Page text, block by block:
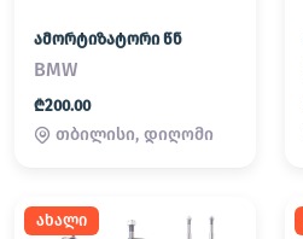
ამორტიზატორი წნ
BMW
₾200.00
თბილისი, დიღომი
ახალი